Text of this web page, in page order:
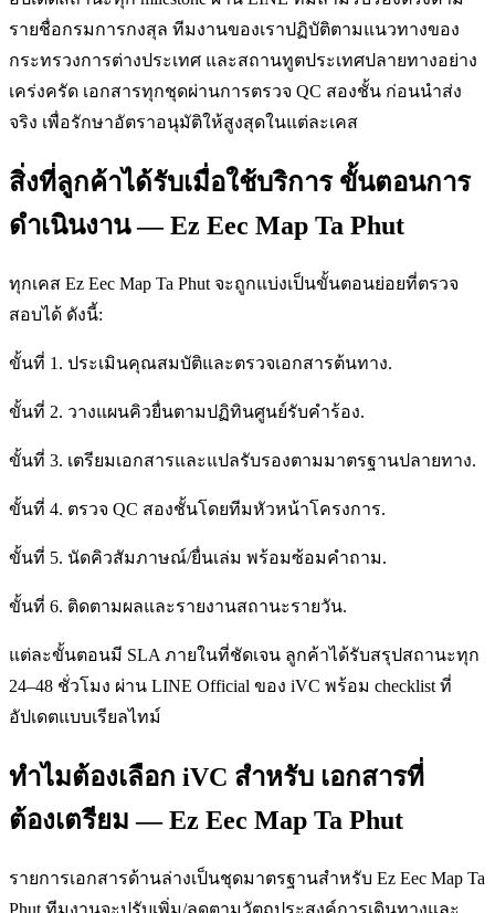
รายชื่อกรมการกงสุล ทีมงานของเราปฏิบัติตามแนวทางของ
กระทรวงการต่างประเทศ และสถานทูตประเทศปลายทางอย่าง
เคร่งครัด เอกสารทุกชุดผ่านการตรวจ QC สองชั้น ก่อนนำส่ง
จริง เพื่อรักษาอัตราอนุมัติให้สูงสุดในแต่ละเคส
สิ่งที่ลูกค้าได้รับเมื่อใช้บริการ ขั้นตอนการ
ดำเนินงาน — Ez Eec Map Ta Phut
ทุกเคส Ez Eec Map Ta Phut จะถูกแบ่งเป็นขั้นตอนย่อยที่ตรวจ
สอบได้ ดังนี้:
ขั้นที่ 1. ประเมินคุณสมบัติและตรวจเอกสารต้นทาง.
ขั้นที่ 2. วางแผนคิวยื่นตามปฏิทินศูนย์รับคำร้อง.
ขั้นที่ 3. เตรียมเอกสารและแปลรับรองตามมาตรฐานปลายทาง.
ขั้นที่ 4. ตรวจ QC สองชั้นโดยทีมหัวหน้าโครงการ.
ขั้นที่ 5. นัดคิวสัมภาษณ์/ยื่นเล่ม พร้อมซ้อมคำถาม.
ขั้นที่ 6. ติดตามผลและรายงานสถานะรายวัน.
แต่ละขั้นตอนมี SLA ภายในที่ชัดเจน ลูกค้าได้รับสรุปสถานะทุก
24–48 ชั่วโมง ผ่าน LINE Official ของ iVC พร้อม checklist ที่
อัปเดตแบบเรียลไทม์
ทำไมต้องเลือก iVC สำหรับ เอกสารที่
ต้องเตรียม — Ez Eec Map Ta Phut
รายการเอกสารด้านล่างเป็นชุดมาตรฐานสำหรับ Ez Eec Map Ta
Phut ทีมงานจะปรับเพิ่ม/ลดตามวัตถุประสงค์การเดินทางและ